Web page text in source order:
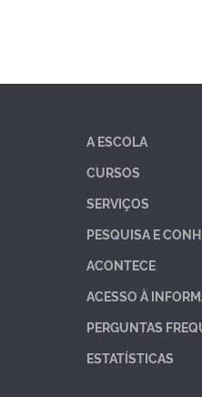
A ESCOLA
CURSOS
SERVIÇOS
PESQUISA E
ACONTECE
ACESSO À
PERGUNTAS
ESTATÍSTICAS